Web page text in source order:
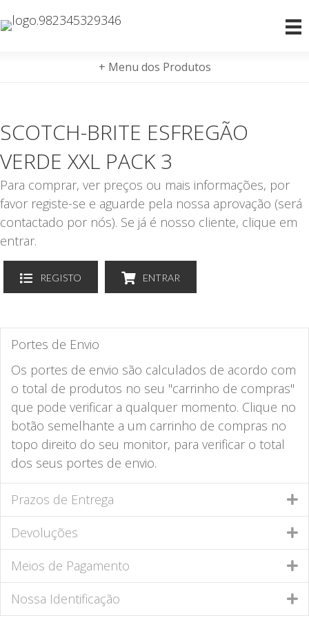
+ Menu dos Produtos
SCOTCH-BRITE ESFREGÃO
VERDE XXL PACK 3
Para comprar, ver preços ou mais informações, por
favor registe-se e aguarde pela nossa aprovação (será
contactado por nós). Se já é nosso cliente, clique em
entrar.
REGISTO ENTRAR
Portes de Envio
Os portes de envio são calculados de acordo com
o total de produtos no seu "carrinho de compras"
que pode verificar a qualquer momento. Clique no
botão semelhante a um carrinho de compras no
topo direito do seu monitor, para verificar o total
dos seus portes de envio.
Prazos de Entrega
Devoluções
Meios de Pagamento
Nossa Identificação